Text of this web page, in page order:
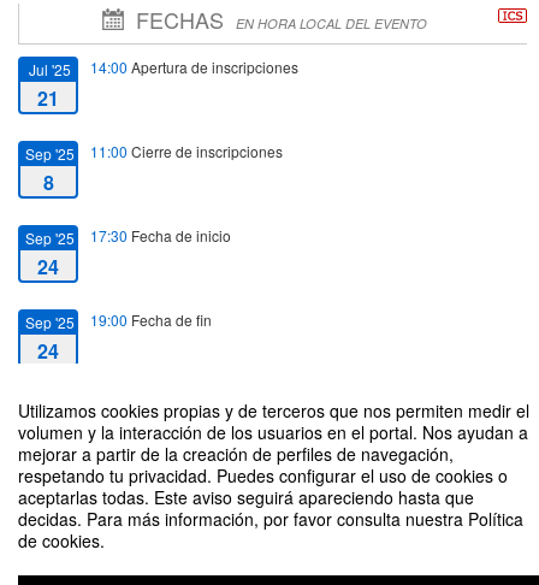
Utilizamos cookies propias y de terceros que nos permiten medir el
volumen y la interacción de los usuarios en el portal. Nos ayudan a
mejorar a partir de la creación de perfiles de navegación,
respetando tu privacidad. Puedes configurar el uso de cookies o
aceptarlas todas. Este aviso seguirá apareciendo hasta que
decidas. Para más información, por favor consulta nuestra Política
de cookies.
FECHAS EN HORA LOCAL DEL EVENTO
Jul '25
21
14:00 Apertura de inscripciones
Sep '25
8
11:00 Cierre de inscripciones
Sep '25
24
17:30 Fecha de inicio
Sep '25
24
19:00 Fecha de fin
Terrafilia, la exposición en el Thyssen que llama a sentir, cuidar y transformar
el planeta Tierra